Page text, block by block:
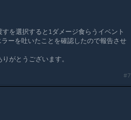
を選択すると1ダメージ食らうイベント
ーを吐いたことを確認したので報告させ
がとうございます。
#7